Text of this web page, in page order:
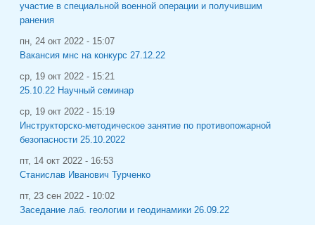
участие в специальной военной операции и получившим
ранения
пн, 24 окт 2022 - 15:07
Вакансия мнс на конкурс 27.12.22
ср, 19 окт 2022 - 15:21
25.10.22 Научный семинар
ср, 19 окт 2022 - 15:19
Инструкторско-методическое занятие по противопожарной
безопасности 25.10.2022
пт, 14 окт 2022 - 16:53
Станислав Иванович Турченко
пт, 23 сен 2022 - 10:02
Заседание лаб. геологии и геодинамики 26.09.22